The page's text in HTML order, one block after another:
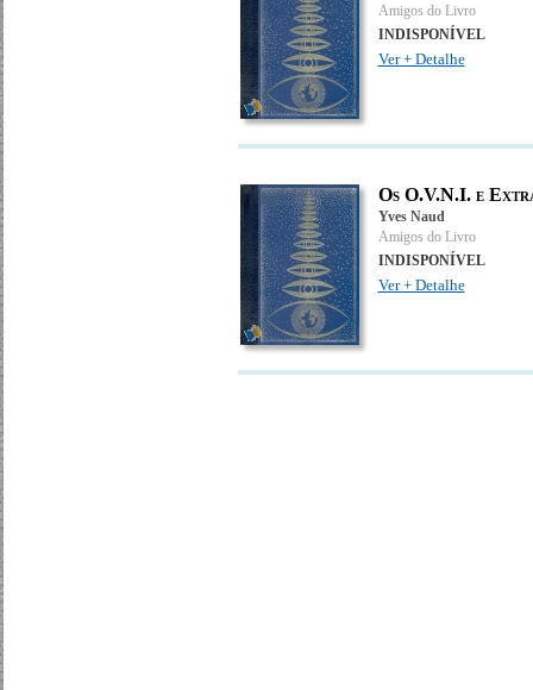
Amigos do Livro
INDISPONÍVEL
Ver + Detalhe
Os O.V.N.I. e
Yves Naud
Amigos do Livro
INDISPONÍVEL
Ver + Detalhe